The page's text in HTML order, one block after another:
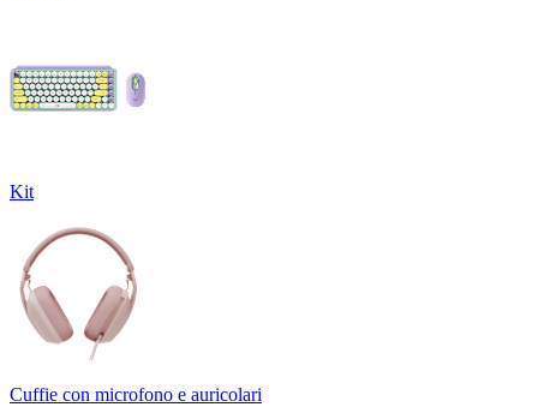
Kit
Cuffie con microfono e auricolari